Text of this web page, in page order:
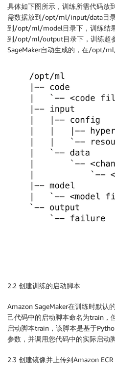
具体如下图所示，训练所需代码
需数据放到/opt/ml/input/data目
到/opt/ml/model目录下，训练结
到/opt/ml/output目录下，训练超
SageMaker自动生成的，在/opt/
2.2 创建训练的启动脚本
Amazon SageMaker在训练时默认
己代码中的启动脚本命名为train，
启动脚本train，该脚本是基于
参数，并调用您代码中的实际启动脚
2.3 创建镜像并上传到Amazon ECR